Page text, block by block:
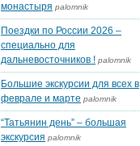
монастыря palomnik
Поездки по России 2026 –
специально для
дальневосточников ! palomnik
Большие экскурсии для всех в
феврале и марте palomnik
“Татьянин день” – большая
экскурсия palomnik